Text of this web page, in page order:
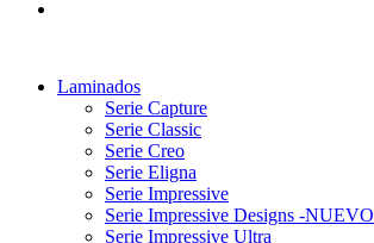
Laminados
Serie Capture
Serie Classic
Serie Creo
Serie Eligna
Serie Impressive
Serie Impressive Designs -
Serie Impressive Ultra